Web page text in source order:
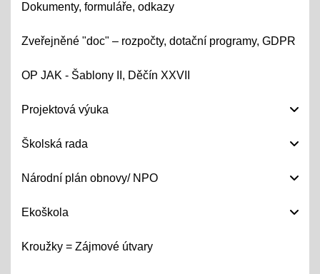
Dokumenty, formuláře, odkazy
Zveřejněné "doc" – rozpočty, dotační programy, GDPR
OP JAK - Šablony II, Děčín XXVII
Projektová výuka
Školská rada
Národní plán obnovy/ NPO
Ekoškola
Kroužky = Zájmové útvary